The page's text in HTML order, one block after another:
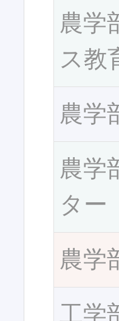
農学
ス教
農学
農学
ター
農学
工学